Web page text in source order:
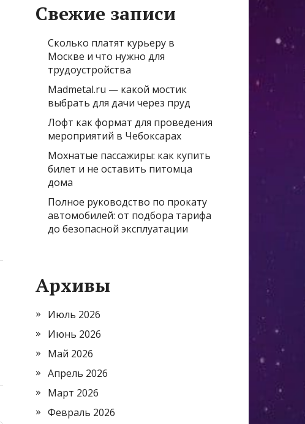
Свежие записи
Сколько платят курьеру в
Москве и что нужно для
трудоустройства
Madmetal.ru — какой мостик
выбрать для дачи через пруд
Лофт как формат для проведения
мероприятий в Чебоксарах
Мохнатые пассажиры: как купить
билет и не оставить питомца
дома
Полное руководство по прокату
автомобилей: от подбора тарифа
до безопасной эксплуатации
Архивы
Июль 2026
Июнь 2026
Май 2026
Апрель 2026
Март 2026
Февраль 2026